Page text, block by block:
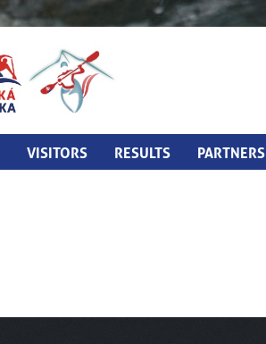
VISITORS RESULTS PARTNERS